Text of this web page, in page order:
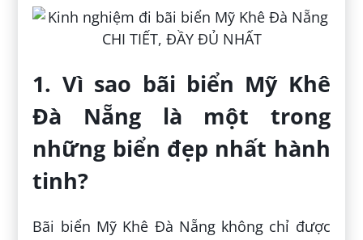
1. Vì sao bãi biển Mỹ Khê
Đà Nẵng là một trong
những biển đẹp nhất hành
tinh?
Bãi biển Mỹ Khê Đà Nẵng không chỉ được